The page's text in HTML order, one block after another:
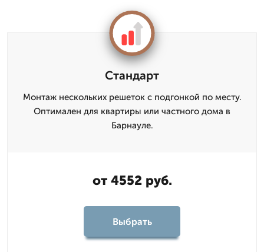
Стандарт
Монтаж нескольких решеток с подгонкой по месту.
Оптимален для квартиры или частного дома в
Барнауле.
от 4552 руб.
Выбрать